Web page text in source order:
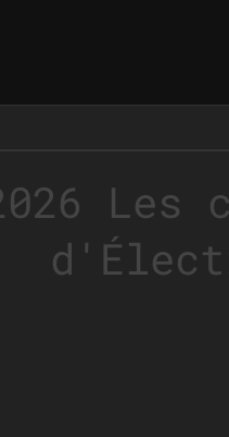
Les